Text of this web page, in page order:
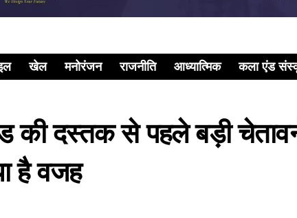
खेल मनोरंजन राजनीति आध्यात्मिक कला एंड
दस्तक से पहले बड़ी
है वजह